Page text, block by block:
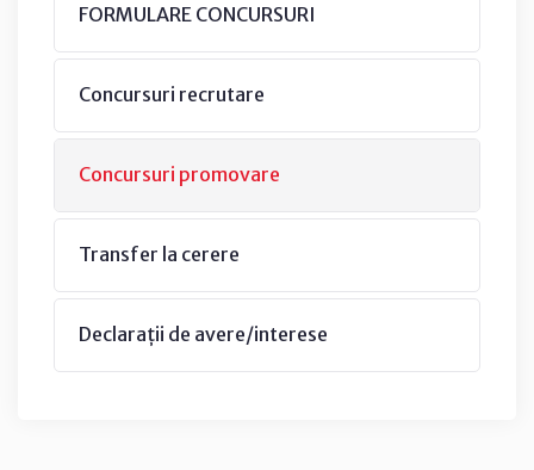
FORMULARE CONCURSURI
Concursuri recrutare
Concursuri promovare
Transfer la cerere
Declarații de avere/interese